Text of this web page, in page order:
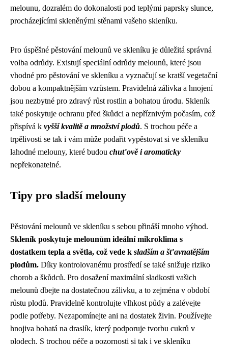
melounu, dozralém do dokonalosti pod teplými paprsky slunce,
procházejícími skleněnými stěnami vašeho skleníku.
Pro úspěšné pěstování melounů ve skleníku je důležitá správná
volba odrůdy. Existují speciální odrůdy melounů, které jsou
vhodné pro pěstování ve skleníku a vyznačují se kratší vegetační
dobou a kompaktnějším vzrůstem. Pravidelná zálivka a hnojení
jsou nezbytné pro zdravý růst rostlin a bohatou úrodu. Skleník
také poskytuje ochranu před škůdci a nepříznivým počasím, což
přispívá k vyšší kvalitě a množství plodů. S trochou péče a
trpělivosti se tak i vám může podařit vypěstovat si ve skleníku
lahodné melouny, které budou chuťově i aromaticky
nepřekonatelné.
Tipy pro sladší melouny
Pěstování melounů ve skleníku s sebou přináší mnoho výhod.
Skleník poskytuje melounům ideální mikroklima s
dostatkem tepla a světla, což vede k sladším a šťavnatějším
plodům. Díky kontrolovanému prostředí se také snižuje riziko
chorob a škůdců. Pro dosažení maximální sladkosti vašich
melounů dbejte na dostatečnou zálivku, a to zejména v období
růstu plodů. Pravidelně kontrolujte vlhkost půdy a zalévejte
podle potřeby. Nezapomínejte ani na dostatek živin. Používejte
hnojiva bohatá na draslík, který podporuje tvorbu cukrů v
plodech. S trochou péče a pozornosti si tak i ve skleníku